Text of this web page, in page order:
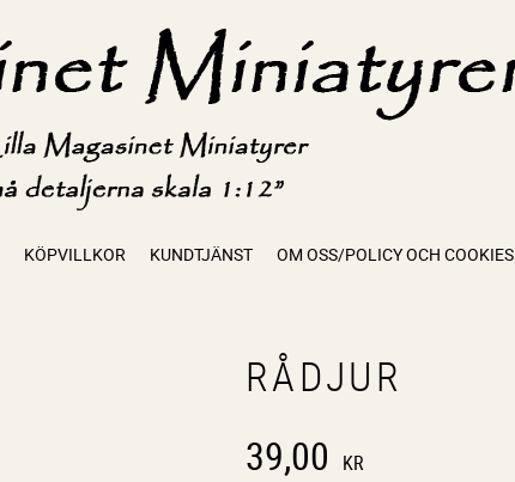
KÖPVILLKOR KUNDTJÄNST OM OSS/POLICY OCH COOKIES
RÅDJUR
39,00 KR